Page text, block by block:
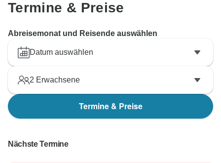
Termine & Preise
Abreisemonat und Reisende auswählen
Datum auswählen
2 Erwachsene
Termine & Preise
Nächste Termine